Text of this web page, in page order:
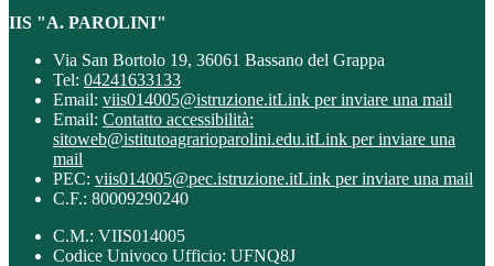
IIS "A. PAROLINI"
Via San Bortolo 19, 36061 Bassano del Grappa
Tel: 04241633133
Email: viis014005@istruzione.itLink per inviare una mail
Email: Contatto accessibilità:
sitoweb@istitutoagrarioparolini.edu.itLink per inviare una
mail
PEC: viis014005@pec.istruzione.itLink per inviare una mail
C.F.: 80009290240
C.M.: VIIS014005
Codice Univoco Ufficio: UFNQ8J